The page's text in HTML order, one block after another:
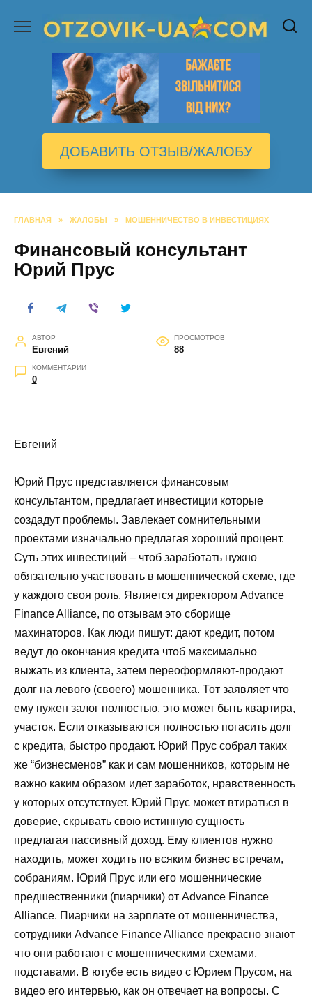
содержанию
ДОБАВИТЬ ОТЗЫВ/ЖАЛОБУ
ГЛАВНАЯ » ЖАЛОБЫ » МОШЕННИЧЕСТВО В ИНВЕСТИЦИЯХ
Финансовый консультант
Юрий Прус
АВТОР
Евгений
ПРОСМОТРОВ
88
КОММЕНТАРИИ
0
Евгений
Юрий Прус представляется финансовым
консультантом, предлагает инвестиции которые
создадут проблемы. Завлекает сомнительными
проектами изначально предлагая хороший процент.
Суть этих инвестиций – чтоб заработать нужно
обязательно участвовать в мошеннической схеме, где
у каждого своя роль. Является директором Advance
Finance Alliance, по отзывам это сборище
махинаторов. Как люди пишут: дают кредит, потом
ведут до окончания кредита чтоб максимально
выжать из клиента, затем переоформляют-продают
долг на левого (своего) мошенника. Тот заявляет что
ему нужен залог полностью, это может быть квартира,
участок. Если отказываются полностью погасить долг
с кредита, быстро продают. Юрий Прус собрал таких
же “бизнесменов” как и сам мошенников, которым не
важно каким образом идет заработок, нравственность
у которых отсутствует. Юрий Прус может втираться в
доверие, скрывать свою истинную сущность
предлагая пассивный доход. Ему клиентов нужно
находить, может ходить по всяким бизнес встречам,
собраниям. Юрий Прус или его мошеннические
предшественники (пиарчики) от Advance Finance
Alliance. Пиарчики на зарплате от мошенничества,
сотрудники Advance Finance Alliance прекрасно знают
что они работают с мошенническими схемами,
подставами. В ютубе есть видео с Юрием Прусом, на
видео его интервью, как он отвечает на вопросы. С